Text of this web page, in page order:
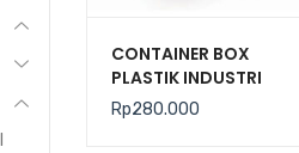
CONTAINER BOX
PLASTIK INDUSTRI
BESAR 140 LITER
BERLUBANG RODA
Rp280.000